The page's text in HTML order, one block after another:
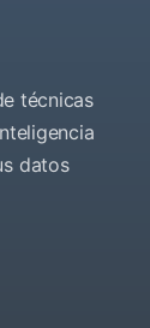
técnicas
datos